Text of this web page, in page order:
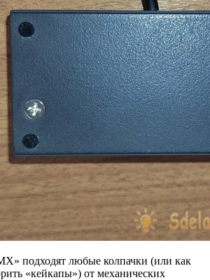
подходят любые колпачки (или как
«кейкапы») от механических